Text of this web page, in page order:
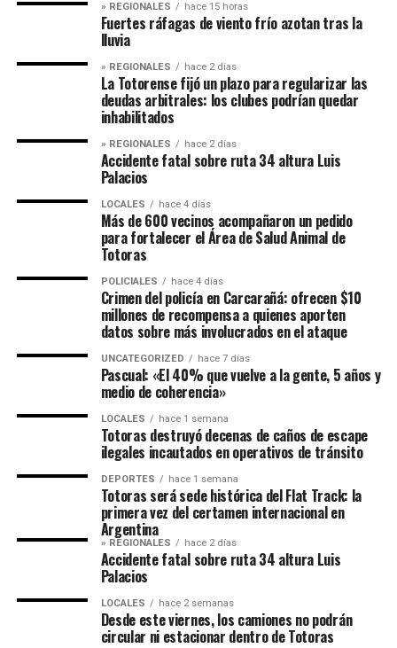
» REGIONALES hace 15 horas
Fuertes ráfagas de viento frío azotan tras la
lluvia
» REGIONALES hace 2 días
La Totorense fijó un plazo para regularizar las
deudas arbitrales: los clubes podrían quedar
inhabilitados
» REGIONALES hace 2 días
Accidente fatal sobre ruta 34 altura Luis
Palacios
LOCALES hace 4 días
Más de 600 vecinos acompañaron un pedido
para fortalecer el Área de Salud Animal de
Totoras
POLICIALES hace 4 días
Crimen del policía en Carcarañá: ofrecen $10
millones de recompensa a quienes aporten
datos sobre más involucrados en el ataque
UNCATEGORIZED hace 7 días
Pascual: «El 40% que vuelve a la gente, 5 años y
medio de coherencia»
LOCALES hace 1 semana
Totoras destruyó decenas de caños de escape
ilegales incautados en operativos de tránsito
DEPORTES hace 1 semana
Totoras será sede histórica del Flat Track: la
primera vez del certamen internacional en
Argentina
» REGIONALES hace 2 días
Accidente fatal sobre ruta 34 altura Luis
Palacios
LOCALES hace 2 semanas
Desde este viernes, los camiones no podrán
circular ni estacionar dentro de Totoras